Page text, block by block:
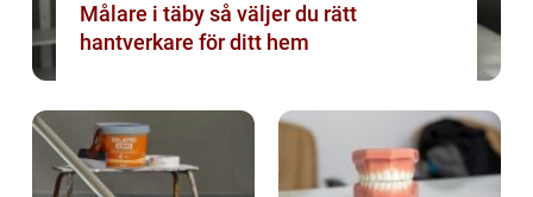
Målare i täby så väljer du rätt
hantverkare för ditt hem